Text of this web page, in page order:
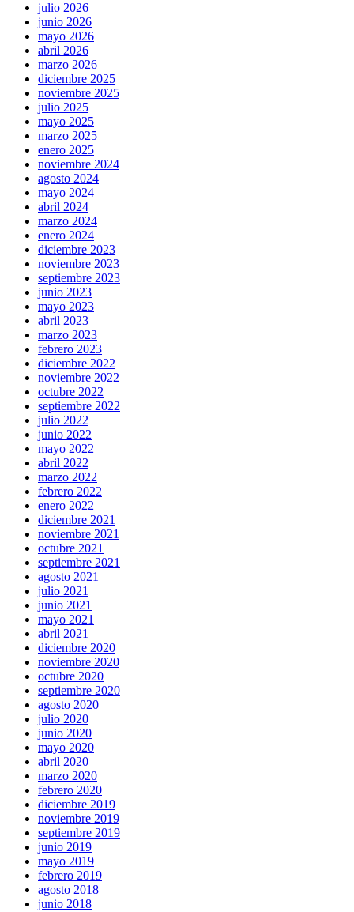
julio 2026
junio 2026
mayo 2026
abril 2026
marzo 2026
diciembre 2025
noviembre 2025
julio 2025
mayo 2025
marzo 2025
enero 2025
noviembre 2024
agosto 2024
mayo 2024
abril 2024
marzo 2024
enero 2024
diciembre 2023
noviembre 2023
septiembre 2023
junio 2023
mayo 2023
abril 2023
marzo 2023
febrero 2023
diciembre 2022
noviembre 2022
octubre 2022
septiembre 2022
julio 2022
junio 2022
mayo 2022
abril 2022
marzo 2022
febrero 2022
enero 2022
diciembre 2021
noviembre 2021
octubre 2021
septiembre 2021
agosto 2021
julio 2021
junio 2021
mayo 2021
abril 2021
diciembre 2020
noviembre 2020
octubre 2020
septiembre 2020
agosto 2020
julio 2020
junio 2020
mayo 2020
abril 2020
marzo 2020
febrero 2020
diciembre 2019
noviembre 2019
septiembre 2019
junio 2019
mayo 2019
febrero 2019
agosto 2018
junio 2018